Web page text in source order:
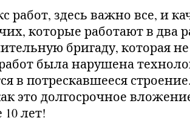
работ, здесь важно все, и
которые работают в два
бригаду, которая
была нарушена
в потрескавшееся
это долгосрочное
лет!